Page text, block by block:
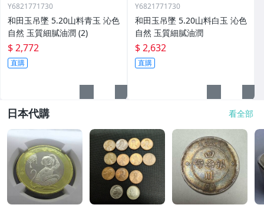
Y6821771730
和田玉吊墜 5.20山料青玉 沁色
自然 玉質細膩油潤 (2)
$ 2,772
直購
Y6821771730
和田玉吊墜 5.20山料白玉 沁色
自然 玉質細膩油潤
$ 2,632
直購
日本代購 看全部